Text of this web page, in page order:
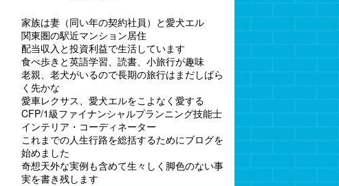
家族は妻（同い年の契約社員）と愛犬エル
関東圏の駅近マンション居住
配当収入と投資利益で生活しています
食べ歩きと英語学習、読書、小旅行が趣味
老親、老犬がいるので長期の旅行はまだしばら
く先かな
愛車レクサス、愛犬エルをこよなく愛する
CFP/1級ファイナンシャルプランニング技能士
インテリア・コーディネーター
これまでの人生行路を総括するためにブログを
始めました
奇想天外な実例も含めて生々しく脚色のない事
実を書き残します